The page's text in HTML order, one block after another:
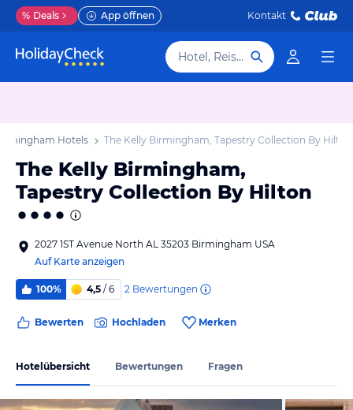
% Deals App öffnen Kontakt
Hotel, Reiseziel
Hotels The Kelly Birmingham, Tapestry Collection By Hilton
The Kelly Birmingham,
Tapestry Collection By Hilton
2027 1ST Avenue North AL 35203 Birmingham USA
Auf Karte anzeigen
100% 4,5 / 6 2 Bewertungen
Bewerten Hochladen Merken
Hotelübersicht Bewertungen Fragen